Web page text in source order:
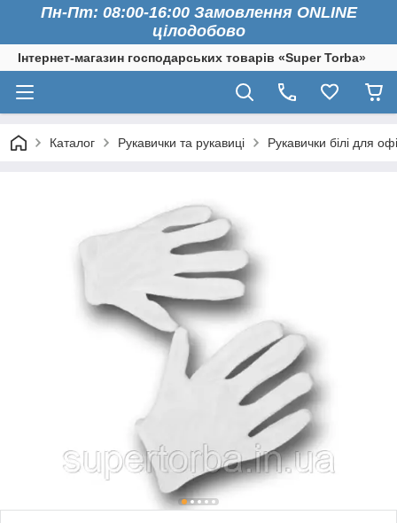
Пн-Пт: 08:00-16:00 Замовлення ONLINE
цілодобово
Інтернет-магазин господарських товарів «Super Torba»
Каталог Рукавички та рукавиці Рукавички білі для